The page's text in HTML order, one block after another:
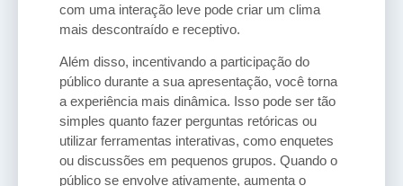
com uma interação leve pode criar um clima
mais descontraído e receptivo.
Além disso, incentivando a participação do
público durante a sua apresentação, você torna
a experiência mais dinâmica. Isso pode ser tão
simples quanto fazer perguntas retóricas ou
utilizar ferramentas interativas, como enquetes
ou discussões em pequenos grupos. Quando o
público se envolve ativamente, aumenta o